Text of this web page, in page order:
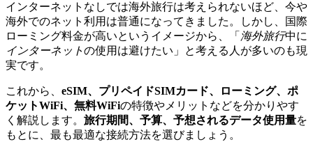
インターネットなしでは海外旅行は考えられないほど、今や
海外でのネット利用は普通になってきました。しかし、国際
ローミング料金が高いというイメージから、「 海外旅行中に
インターネットの使用は避けたい」と考える人が多いのも現
実です。
これから、 eSIM、 プリペイドSIMカード、
ローミング、ポ
ケットWiFi、無料WiFiの特徴やメリットなどを分かりやす
く解説します。 旅行期間、予算、予想されるデータ使用量を
もとに、最も最適な接続方法を選びましょう。